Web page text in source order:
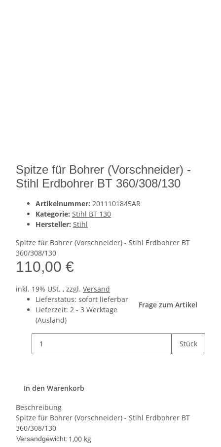
Spitze für Bohrer (Vorschneider) -
Stihl Erdbohrer BT 360/308/130
Artikelnummer: 2011101845AR
Kategorie: Stihl BT 130
Hersteller: Stihl
Spitze für Bohrer (Vorschneider) - Stihl Erdbohrer BT
360/308/130
110,00 €
inkl. 19% USt. , zzgl. Versand
Lieferstatus: sofort lieferbar
Lieferzeit: 2 - 3 Werktage
(Ausland)
Frage zum Artikel
Stück
In den Warenkorb
Beschreibung
Spitze für Bohrer (Vorschneider) - Stihl Erdbohrer BT
360/308/130
Versandgewicht: 1,00 kg